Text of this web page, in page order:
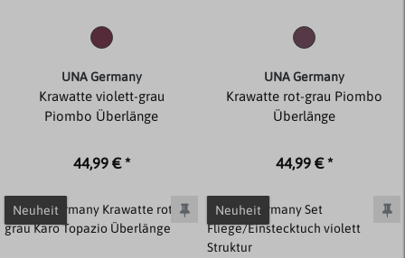
UNA Germany
Krawatte violett-grau
Piombo Überlänge
44,99 € *
UNA Germany
Krawatte rot-grau Piombo
Überlänge
44,99 € *
Neuheit Neuheit